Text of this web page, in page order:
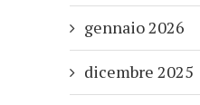
gennaio 2026
dicembre 2025